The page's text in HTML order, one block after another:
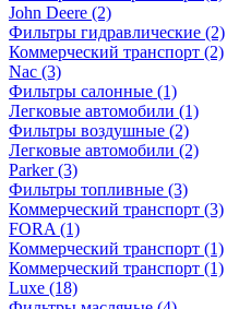
John Deere (2)
Фильтры гидравлические (2)
Коммерческий транспорт (2)
Nac (3)
Фильтры салонные (1)
Легковые автомобили (1)
Фильтры воздушные (2)
Легковые автомобили (2)
Parker(3)
Фильтры топливные (3)
Коммерческий транспорт (3)
FORA (1)
Коммерческий транспорт (1)
Коммерческий транспорт (1)
Luxe (18)